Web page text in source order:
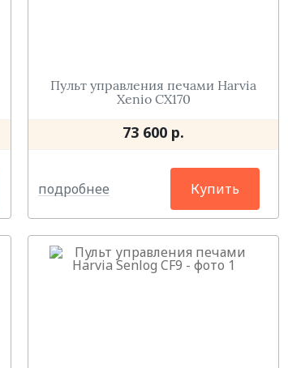
Пульт управления печами Harvia
Xenio CX170
73 600 р.
подробнее Купить